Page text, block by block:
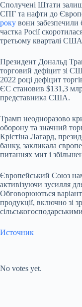
Сполучені Штати
СПГ та нафти до
року вони
частка Росії
третьому кварталі
Президент Дональд
торговий дефіцит зі
2022 році дефіцит
ЄС становив $131,3
представника США.
Трамп неодноразово
оборону та значний
Крістіна Лагард,
банку, закликала
питаннях мит і
Європейський Союз
активізуючи зусилля
Обговорюються
продукції, включно зі
Источник
No votes yet.